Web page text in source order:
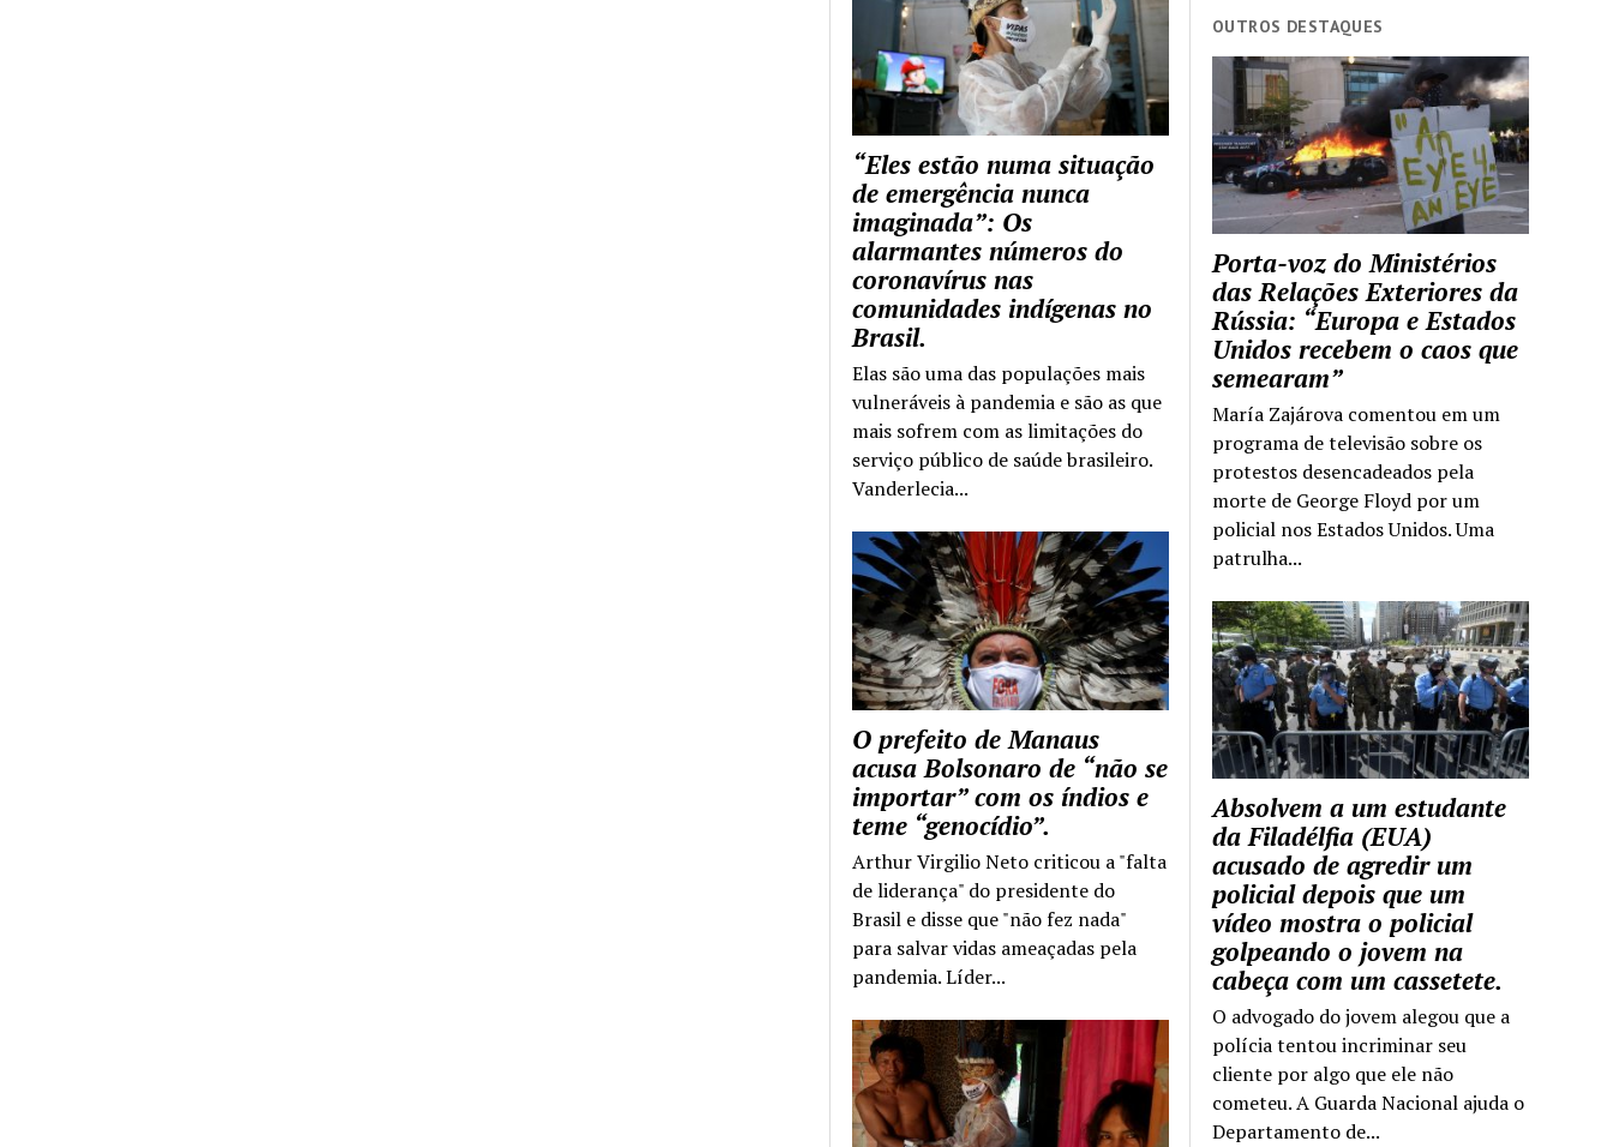
OUTROS DESTAQUES
Porta-voz do Ministérios
das Relações Exteriores da
Rússia: “Europa e Estados
Unidos recebem o caos que
semearam”
María Zajárova comentou em um
programa de televisão sobre os
protestos desencadeados pela
morte de George Floyd por um
policial nos Estados Unidos. Uma
patrulha...
Absolvem a um estudante
da Filadélfia (EUA)
acusado de agredir um
policial depois que um
vídeo mostra o policial
golpeando o jovem na
cabeça com um cassetete.
O advogado do jovem alegou que a
polícia tentou incriminar seu
cliente por algo que ele não
cometeu. A Guarda Nacional ajuda o
Departamento de...
“Eles estão numa situação
de emergência nunca
imaginada”: Os
alarmantes números do
coronavírus nas
comunidades indígenas no
Brasil.
Elas são uma das populações mais
vulneráveis à pandemia e são as que
mais sofrem com as limitações do
serviço público de saúde brasileiro.
Vanderlecia...
O prefeito de Manaus
acusa Bolsonaro de “não se
importar” com os índios e
teme “genocídio”.
Arthur Virgilio Neto criticou a "falta
de liderança" do presidente do
Brasil e disse que "não fez nada"
para salvar vidas ameaçadas pela
pandemia. Líder...